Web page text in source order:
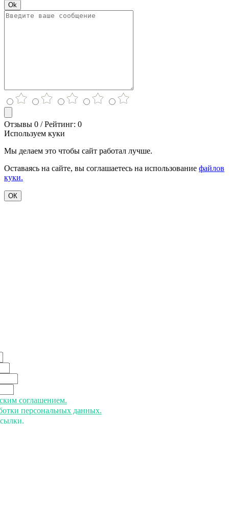
Ok
Отзывы 0 / Рейтинг: 0
Используем куки
Мы делаем это чтобы сайт работал лучше.
Оставаясь на сайте, вы соглашаетесь на использование файлов
куки.
ОК
соглашением.
персональных данных.